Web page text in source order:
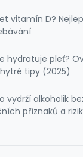
vitamín D?
hydratuje pleť?
tipy (2025)
vydrží alkoholik
příznaků a